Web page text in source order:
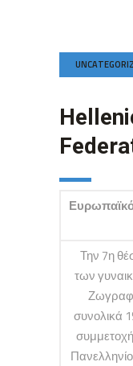
Την 7η
των
συνολικά